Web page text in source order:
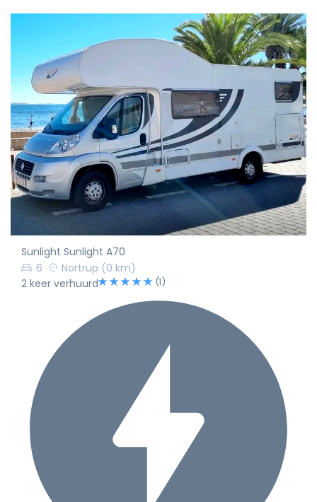
Sunlight Sunlight A70
6
Nortrup (0 km)
2 keer verhuurd
(1)